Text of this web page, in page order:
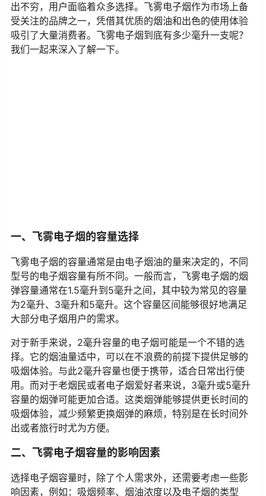
出不穷，用户面临着众多选择。飞雾电子烟作为市场上备
受关注的品牌之一，凭借其优质的烟油和出色的使用体验
吸引了大量消费者。飞雾电子烟到底有多少毫升一支呢？
我们一起来深入了解一下。
一、飞雾电子烟的容量选择
飞雾电子烟的容量通常是由电子烟油的量来决定的，不同
型号的电子烟容量有所不同。一般而言，飞雾电子烟的烟
弹容量通常在1.5毫升到5毫升之间，其中较为常见的容量
大部分电子烟用户的需求。
对于新手来说，2毫升容量的电子烟可能是一个不错的选
择。它的烟油量适中，可以在不浪费的前提下提供足够的
吸烟体验。与此2毫升容量也便于携带，适合日常出行使
用。而对于老烟民或者电子烟爱好者来说，3毫升或5毫升
容量的烟弹可能更加合适。这类烟弹能够提供更长时间的
出或者旅行时尤为方便。
二、飞雾电子烟容量的影响因素